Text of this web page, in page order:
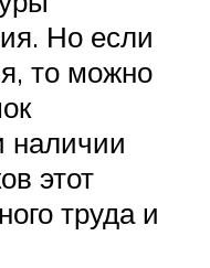
Но если
то можно
наличии
этот
труда и